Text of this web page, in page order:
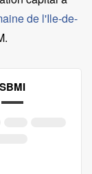
de l'Ile-de-
.
SBMI